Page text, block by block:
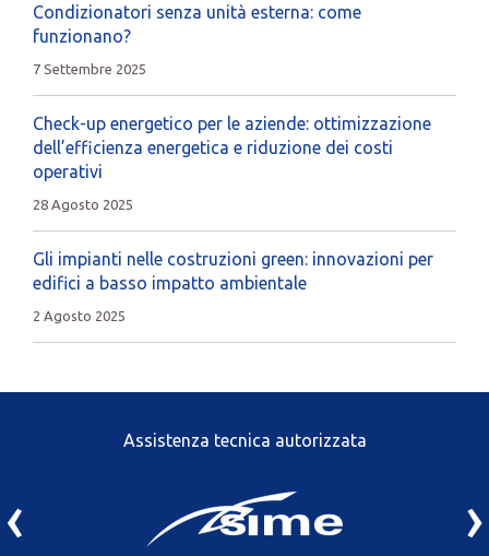
Condizionatori senza unità esterna: come
funzionano?
7 Settembre 2025
Check-up energetico per le aziende: ottimizzazione
dell’efficienza energetica e riduzione dei costi
operativi
28 Agosto 2025
Gli impianti nelle costruzioni green: innovazioni per
edifici a basso impatto ambientale
2 Agosto 2025
Assistenza tecnica autorizzata
‹ ›